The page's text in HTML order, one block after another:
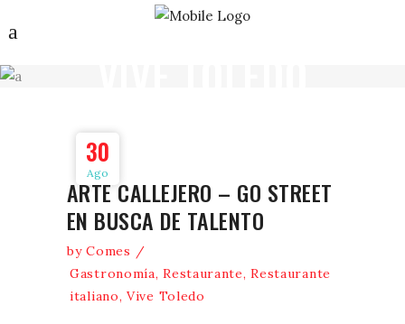
30
Ago
ARTE CALLEJERO – GO STREET
EN BUSCA DE TALENTO
byComes
Gastronomía,Restaurante,Restaurante
italiano,Vive Toledo